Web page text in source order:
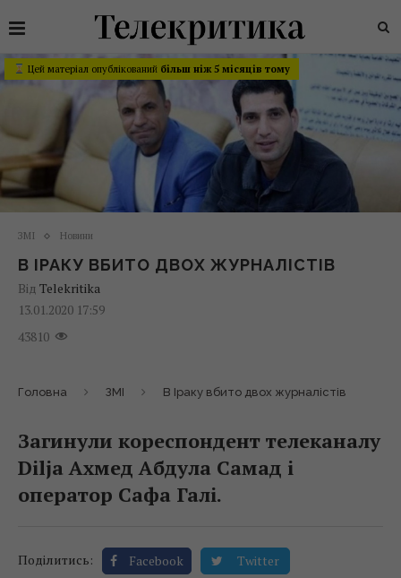
Цей матеріал опублікований більш ніж 5 місяців тому
ЗМІ Новини
В ІРАКУ ВБИТО ДВОХ ЖУРНАЛІСТІВ
Від Telekritika
13.01.2020 17:59
43810
Головна ЗМІ В Іраку вбито двох журналістів
Загинули кореспондент телеканалу
Dilja Ахмед Абдула Самад і
оператор Сафа Галі.
Поділитись: Facebook Twitter